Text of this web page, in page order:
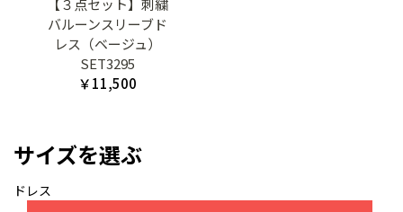
【３点セット】刺繍
バルーンスリーブド
レス（ベージュ）
SET3295
￥11,500
サイズを選ぶ
ドレス